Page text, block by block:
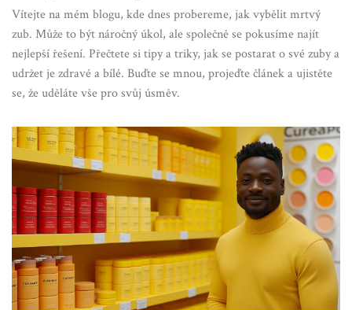
Vítejte na mém blogu, kde dnes probereme, jak vybělit mrtvý
zub. Může to být náročný úkol, ale společně se pokusíme najít
nejlepší řešení. Přečtete si tipy a triky, jak se postarat o své zuby a
udržet je zdravé a bílé. Buďte se mnou, projeďte článek a ujistěte
se, že uděláte vše pro svůj úsměv.